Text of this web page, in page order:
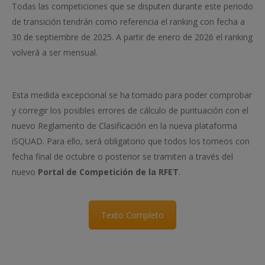
Todas las competiciones que se disputen durante este periodo
de transición tendrán como referencia el ranking con fecha a
30 de septiembre de 2025. A partir de enero de 2026 el ranking
volverá a ser mensual.
Esta medida excepcional se ha tomado para poder comprobar
y corregir los posibles errores de cálculo de puntuación con el
nuevo Reglamento de Clasificación en la nueva plataforma
iSQUAD. Para ello, será obligatorio que todos los torneos con
fecha final de octubre o posterior se tramiten a través del
nuevo Portal de Competición de la RFET.
Texto Completo